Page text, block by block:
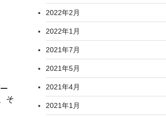
2022年2月
2022年1月
2021年7月
2021年5月
2021年4月
2021年1月